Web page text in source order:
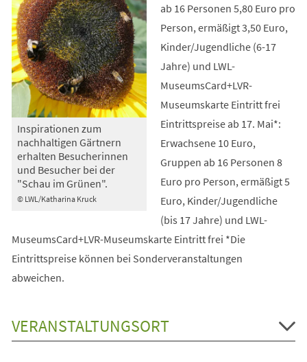
© LWL/Katharina Kruck
Inspirationen zum
nachhaltigen Gärtnern
erhalten Besucherinnen
und Besucher bei der
"Schau im Grünen".
ab 16 Personen 5,80 Euro pro
Person, ermäßigt 3,50 Euro,
Kinder/Jugendliche (6-17
Jahre) und LWL-
MuseumsCard+LVR-
Museumskarte Eintritt frei
Eintrittspreise ab 17. Mai*:
Erwachsene 10 Euro,
Gruppen ab 16 Personen 8
Euro pro Person, ermäßigt 5
Euro, Kinder/Jugendliche
(bis 17 Jahre) und LWL-
MuseumsCard+LVR-Museumskarte Eintritt frei *Die
Eintrittspreise können bei Sonderveranstaltungen
abweichen.
VERANSTALTUNGSORT